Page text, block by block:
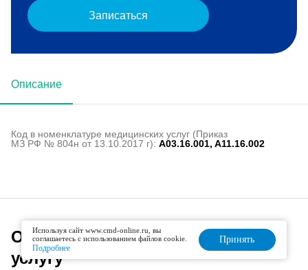
Описание
Код в номенклатуре медицинских услуг (Приказ
МЗ РФ № 804н от 13.10.2017 г): A03.16.001, A11.16.002
Записаться
Офисы, оказывающие данную
услугу
Используя сайт www.cmd-online.ru, вы
соглашаетесь с использованием файлов cookie.
Подробнее
Принять